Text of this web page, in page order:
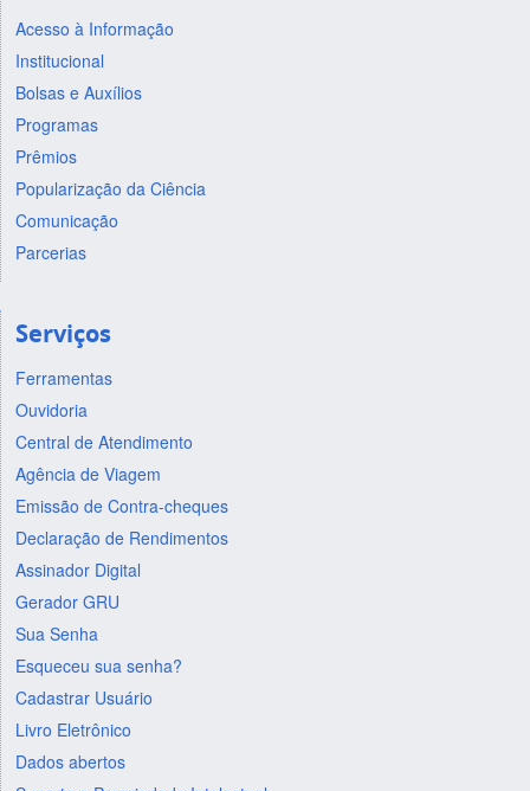
Acesso à Informação
Institucional
Bolsas e Auxílios
Programas
Prêmios
Popularização da Ciência
Comunicação
Parcerias
Serviços
Ferramentas
Ouvidoria
Central de Atendimento
Agência de Viagem
Emissão de Contra-cheques
Declaração de Rendimentos
Assinador Digital
Gerador GRU
Sua Senha
Esqueceu sua senha?
Cadastrar Usuário
Livro Eletrônico
Dados abertos